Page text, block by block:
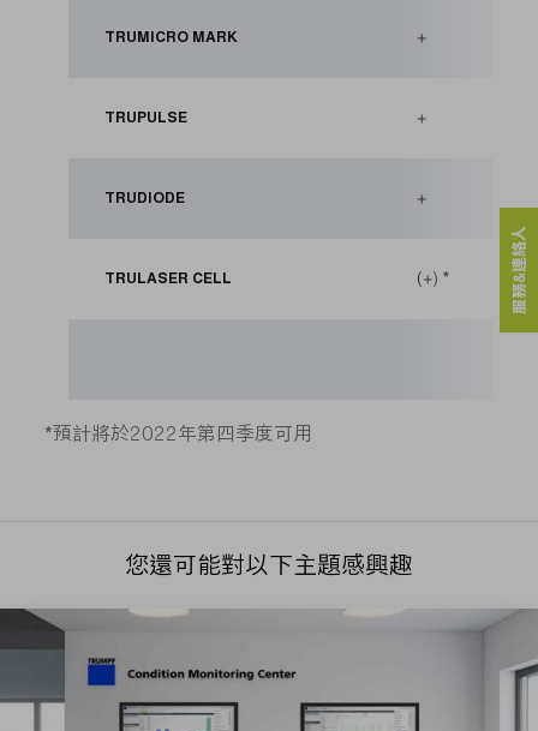
TRUMICRO MARK +
TRUPULSE +
TRUDIODE +
TRULASER CELL (+)*
*預計將於2022年第四季度可用
您還可能對以下主題感興趣
服務&連絡人